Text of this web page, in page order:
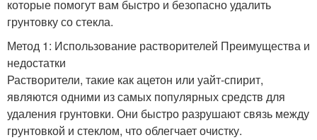
которые помогут вам быстро и безопасно удалить
грунтовку со стекла.
Метод 1: Использование растворителей Преимущества и
недостатки
Растворители, такие как ацетон или уайт-спирит,
являются одними из самых популярных средств для
удаления грунтовки. Они быстро разрушают связь между
грунтовкой и стеклом, что облегчает очистку.